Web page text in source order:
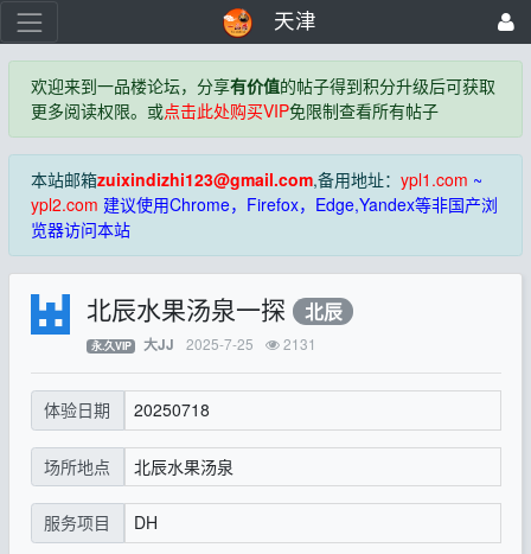
天津
欢迎来到一品楼论坛，分享有价值的帖子得到积分升级后可获取
更多阅读权限。或点击此处购买VIP免限制查看所有帖子
本站邮箱zuixindizhi123@gmail.com,备用地址： ypl1.com ~
ypl2.com 建议使用Chrome，Firefox，Edge,Yandex等非国产浏
览器访问本站
北辰水果汤泉一探 北辰
永.久VIP 大JJ 2025-7-25 2131
体验日期 20250718
场所地点 北辰水果汤泉
服务项目 DH